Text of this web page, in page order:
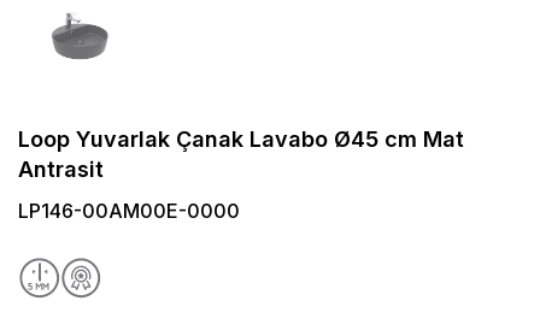
Loop Yuvarlak Çanak Lavabo Ø45 cm Mat
Antrasit
LP146-00AM00E-0000